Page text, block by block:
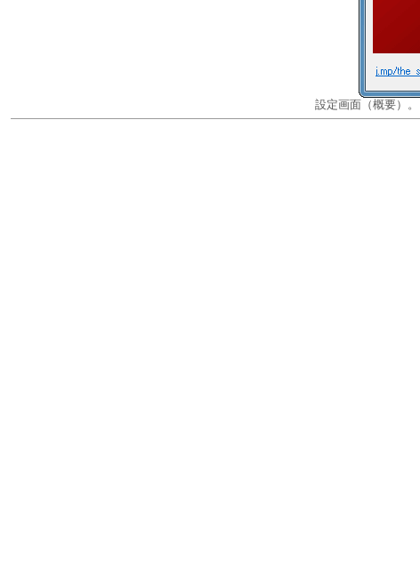
設定画面（概要）